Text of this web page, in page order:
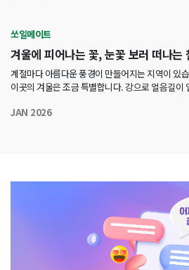
쏘일메이트
겨울에 피어나는 꽃, 눈꽃 보러 떠나는
계절마다 아름다운 풍경이 만들어지는 지역이 있
이곳의 겨울은 조금 특별합니다. 강으로 얼음길이
JAN 2026